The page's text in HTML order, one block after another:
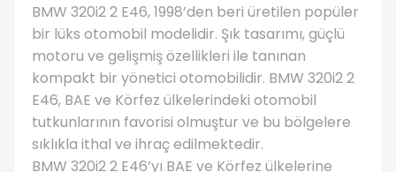
BMW 320i2 2 E46, 1998’den beri üretilen popüler
bir lüks otomobil modelidir. Şık tasarımı, güçlü
motoru ve gelişmiş özellikleri ile tanınan
kompakt bir yönetici otomobilidir. BMW 320i2 2
E46, BAE ve Körfez ülkelerindeki otomobil
tutkunlarının favorisi olmuştur ve bu bölgelere
sıklıkla ithal ve ihraç edilmektedir.
BMW 320i2 2 E46’yı BAE ve Körfez ülkelerine